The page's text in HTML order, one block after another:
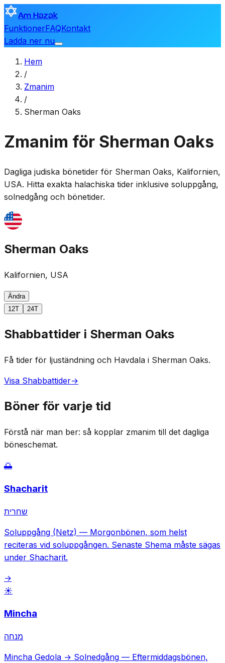
Am Hazak
FunktionerFAQKontakt
Ladda ner nu
Hem
/
Zmanim
/
Sherman Oaks
Zmanim för Sherman Oaks
Dagliga judiska bönetider för Sherman Oaks, Kalifornien,
USA. Hitta exakta halachiska tider inklusive soluppgång,
solnedgång och bönetider.
Sherman Oaks
Kalifornien, USA
Ändra
12T
24T
Shabbattider i Sherman Oaks
Få tider för ljuständning och Havdala i Sherman Oaks.
Visa Shabbattider→
Böner för varje tid
Förstå när man ber: så kopplar zmanim till det dagliga
böneschemat.
🌅
Shacharit
שחרית
Soluppgång (Netz) — Morgonbönen, som helst
reciteras vid soluppgången. Senaste Shema måste sägas
under Shacharit.
→
☀️
Mincha
מנחה
Mincha Gedola → Solnedgång — Eftermiddagsbönen,